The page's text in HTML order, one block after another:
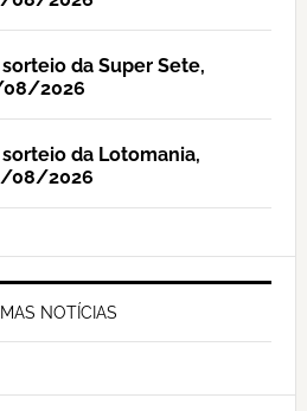
da Super Sete,
08/2026
da Lotomania,
08/2026
NOTÍCIAS